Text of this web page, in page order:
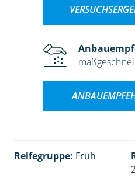
Reifegruppe: Früh